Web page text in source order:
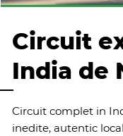
Circuit
India de
Circuit complet in
inedite, autentic